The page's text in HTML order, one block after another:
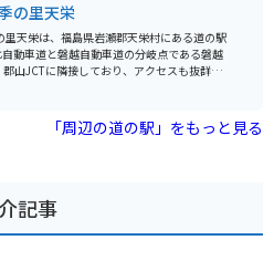
の駅の駐車場にバイク専用の駐車スペース
います。また、周辺には、芝桜の名所とし
ジュピアランドひらたや、温泉施設のユラッ
、観光スポットも充実しています。 平田村
栽培が盛んで、道の駅でも旬の時期には新
の里天栄
里天栄は、福島県岩瀬郡天栄村にある道の駅
自動車道と磐越自動車道の分岐点である磐越
郡山JCTに隣接しており、アクセスも抜群で
す。 バイクで訪れる際は、駐車場
ているので安心です。道の駅 季の里天栄は、
、四季折々の景色を楽しむことができま
「ヤーコン」の販売所としても知られてい
「周辺の道の駅」をもっと見る
記事